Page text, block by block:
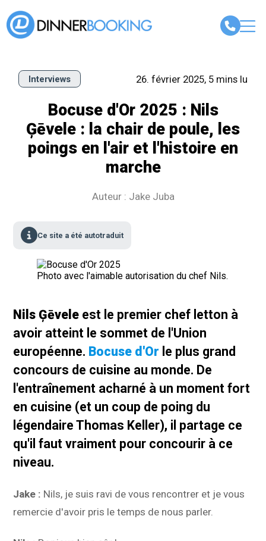
Interviews 26. février 2025, 5 mins lu
Bocuse d'Or 2025 : Nils
Ģēvele : la chair de poule, les
poings en l'air et l'histoire en
marche
Auteur : Jake Juba
Ce site a été autotraduit
Photo avec l'aimable autorisation du chef Nils.
Nils Ģēvele est le premier chef letton à
avoir atteint le sommet de l'Union
européenne. Bocuse d'Or le plus grand
concours de cuisine au monde. De
l'entraînement acharné à un moment fort
en cuisine (et un coup de poing du
légendaire Thomas Keller), il partage ce
qu'il faut vraiment pour concourir à ce
niveau.
Jake : Nils, je suis ravi de vous rencontrer et je vous
remercie d'avoir pris le temps de nous parler.